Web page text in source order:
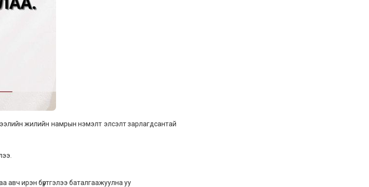
жилийн намрын нэмэлт элсэлт зарлагдсантай
ирэн бүртгэлээ баталгаажуулна уу